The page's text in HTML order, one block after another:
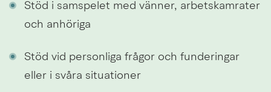
Stöd i samspelet med vänner, arbetskamrater
och anhöriga
Stöd vid personliga frågor och funderingar
eller i svåra situationer